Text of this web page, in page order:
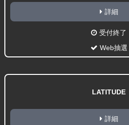
詳細
受付終了
Web抽選
LATITUDE
詳細